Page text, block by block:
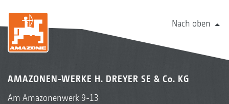
Nach oben
AMAZONEN-WERKE H. DREYER SE & Co. KG
Am Amazonenwerk 9-13